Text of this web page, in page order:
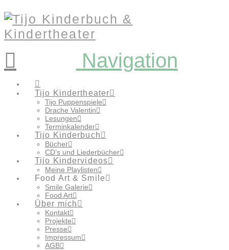
Navigation
Tijo Kindertheater
Tijo Puppenspiele
Drache Valentin
Lesungen
Terminkalender
Tijo Kinderbuch
Bücher
CD’s und Liederbücher
Tijo Kindervideos
Meine Playlisten
Food Art & Smile
Smile Galerie
Food Art
Über mich
Kontakt
Projekte
Presse
Impressum
AGB